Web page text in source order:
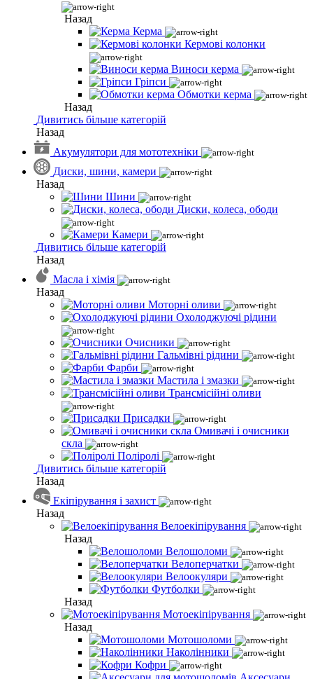
Назад
Керма
Кермові колонки
Виноси керма
Гріпси
Обмотки керма
Назад
Дивитись більше категорій
Назад
Акумулятори для мототехніки
Диски, шини, камери
Назад
Шини
Диски, колеса, ободи
Камери
Дивитись більше категорій
Назад
Масла і хімія
Назад
Моторні оливи
Охолоджуючі рідини
Очисники
Гальмівні рідини
Фарби
Мастила і змазки
Трансмісійні оливи
Присадки
Омивачі і очисники
скла
Поліролі
Дивитись більше категорій
Назад
Екіпірування і захист
Назад
Велоекіпірування
Назад
Велошоломи
Велоперчатки
Велоокуляри
Футболки
Назад
Мотоекіпірування
Назад
Мотошоломи
Наколінники
Кофри